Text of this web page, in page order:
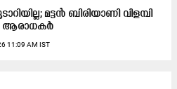
മട്ടൻ ബിരിയാണി വിളമ്പി
ആരാധകർ
11:09 AM IST